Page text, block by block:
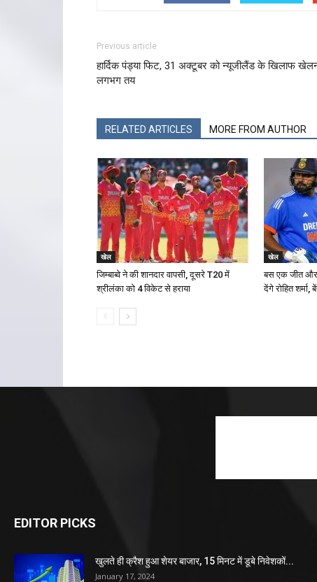
Previous article
हार्दिक पंड्या फिट, 31 अक्टूबर को न्यूजीलैंड के खिलाफ
लगभग तय
RELATED ARTICLES MORE FROM AUTHOR
खेल
जिम्बाब्वे ने की शानदार वापसी, दूसरे T20 में
श्रीलंका को 4 विकेट से हराया
खेल
बस एक जीत और
देंगे रोहित
EDITOR PICKS
खुलते ही क्रैश हुआ शेयर बाजार, 15 मिनट में डूबे निवेशकों...
January 17, 2024